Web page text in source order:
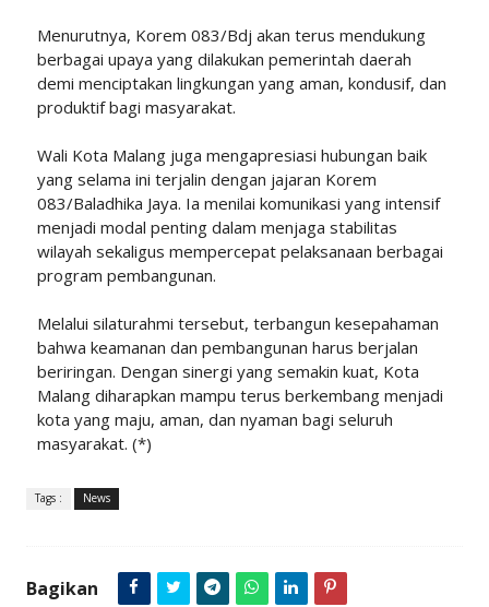
Menurutnya, Korem 083/Bdj akan terus mendukung
berbagai upaya yang dilakukan pemerintah daerah
demi menciptakan lingkungan yang aman, kondusif, dan
produktif bagi masyarakat.
Wali Kota Malang juga mengapresiasi hubungan baik
yang selama ini terjalin dengan jajaran Korem
083/Baladhika Jaya. Ia menilai komunikasi yang intensif
menjadi modal penting dalam menjaga stabilitas
wilayah sekaligus mempercepat pelaksanaan berbagai
program pembangunan.
Melalui silaturahmi tersebut, terbangun kesepahaman
bahwa keamanan dan pembangunan harus berjalan
beriringan. Dengan sinergi yang semakin kuat, Kota
Malang diharapkan mampu terus berkembang menjadi
kota yang maju, aman, dan nyaman bagi seluruh
masyarakat. (*)
Tags : News
Bagikan